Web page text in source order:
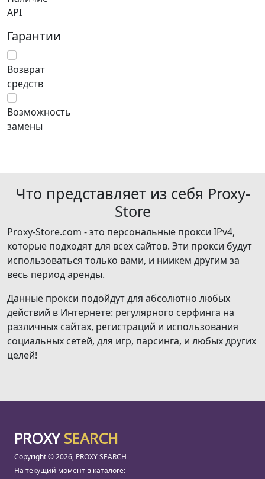
API
Гарантии
Возврат
средств
Возможность
замены
Что представляет из себя Proxy-
Store
Proxy-Store.com - это персональные прокси IPv4,
которые подходят для всех сайтов. Эти прокси будут
использоваться только вами, и ниикем другим за
весь период аренды.
Данные прокси подойдут для абсолютно любых
действий в Интернете: регулярного серфинга на
различных сайтах, регистраций и использования
социальных сетей, для игр, парсинга, и любых других
целей!
PROXYSEARCH
Copyright © 2026, PROXY SEARCH
На текущий момент в каталоге: